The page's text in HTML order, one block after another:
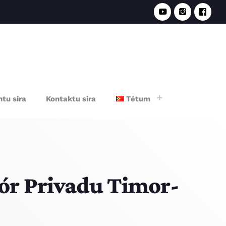
sira Kontaktu sira Tétum
Privadu Timor-